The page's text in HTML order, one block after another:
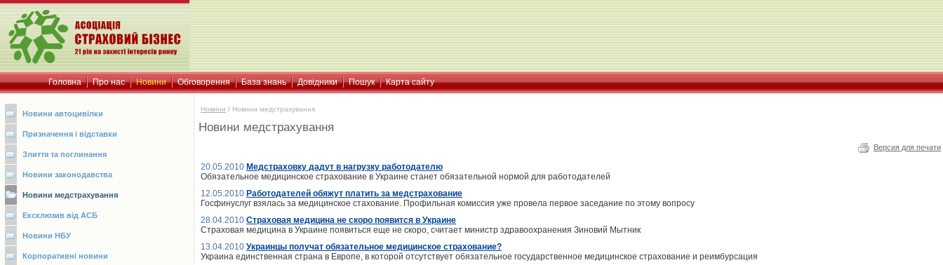
Головна Про нас Новини Обговорення База знань Довідники Пошук Карта сайту
Новини автоцивілки
Призначення і відставки
Злиття та поглинання
Новини законодавства
Новини медстрахування
Ексклюзив від АСБ
Новини НБУ
Корпоративні новини
Новини / Новини медстрахування
Новини медстрахування
Версия для печати
20.05.2010 Медстраховку дадут в нагрузку работодателю
Обязательное медицинское страхование в Украине станет обязательной нормой для работодателей
12.05.2010 Работодателей обяжут платить за медстрахование
Госфинуслуг взялась за медицинское стахование. Профильная комиссия уже провела первое заседание по этому вопросу
28.04.2010 Страховая медицина не скоро появится в Украине
Страховая медицина в Украине появиться еще не скоро, считает министр здравоохранения Зиновий Мытник
13.04.2010 Украинцы получат обязательное медицинское страхование?
Украина единственная страна в Европе, в которой отсутствует обязательное государственное медицинское страхование и реимбурсация